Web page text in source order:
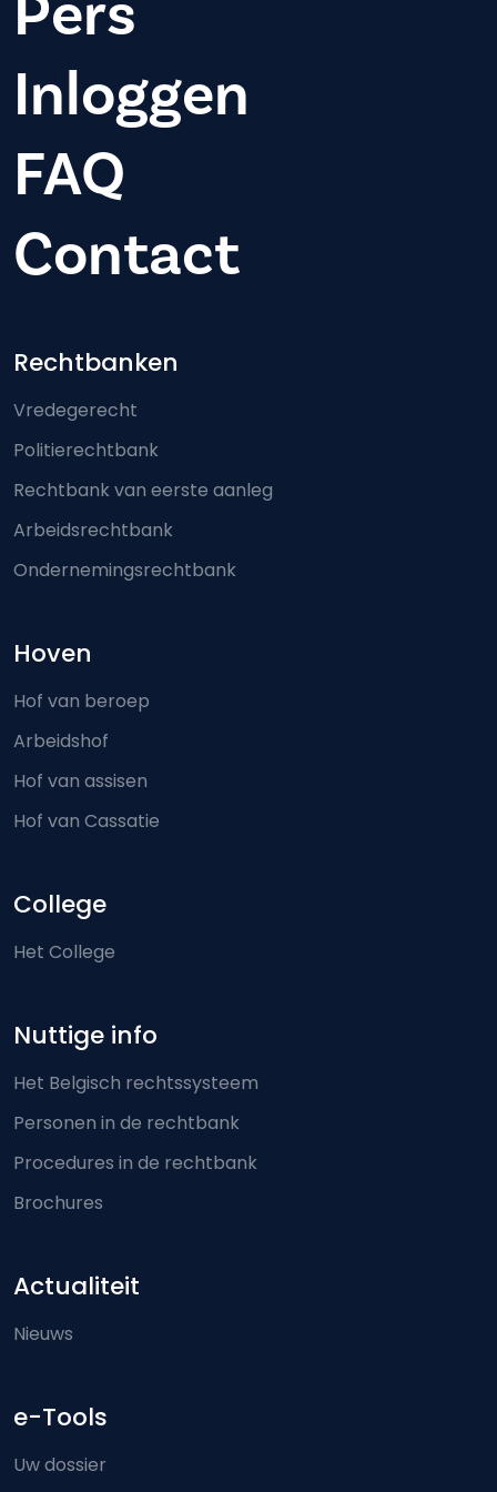
Inloggen
FAQ
Contact
Footer-menu
Rechtbanken
Vredegerecht
Politierechtbank
Rechtbank van eerste aanleg
Arbeidsrechtbank
Ondernemingsrechtbank
Hoven
Hof van beroep
Arbeidshof
Hof van assisen
Hof van Cassatie
College
Het College
Nuttige info
Het Belgisch rechtssysteem
Personen in de rechtbank
Procedures in de rechtbank
Brochures
Actualiteit
Nieuws
e-Tools
Uw dossier